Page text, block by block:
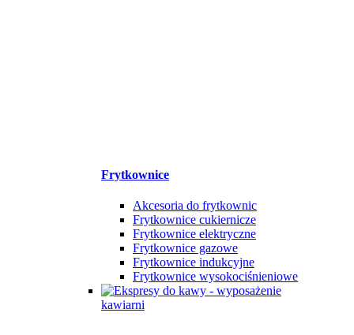
Frytkownice
Akcesoria do frytkownic
Frytkownice cukiernicze
Frytkownice elektryczne
Frytkownice gazowe
Frytkownice indukcyjne
Frytkownice wysokociśnieniowe